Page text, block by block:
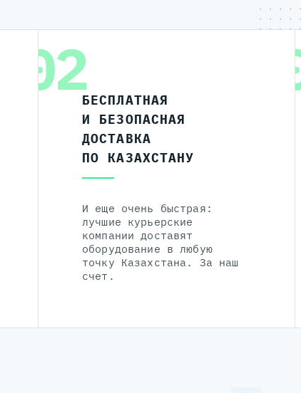
02БЕСПЛАТНАЯ
И БЕЗОПАСНАЯ
ДОСТАВКА
ПО КАЗАХСТАНУ
И еще очень быстрая:
лучшие курьерские
компании доставят
оборудование в любую
точку Казахстана. За наш
счет.